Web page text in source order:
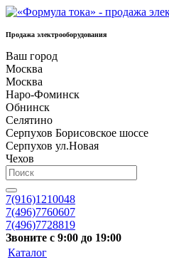
Продажа электрооборудования
Ваш город
Москва
Москва
Наро-Фоминск
Обнинск
Селятино
Серпухов Борисовское шоссе
Серпухов ул.Новая
Чехов
7(916)1210048
7(496)7760607
7(496)7728819
Звоните с 9:00 до 19:00
Каталог